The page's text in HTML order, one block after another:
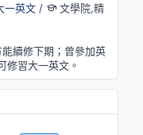
一英文/
文學院,精
續修下期；曾參加英
修習大一英文。